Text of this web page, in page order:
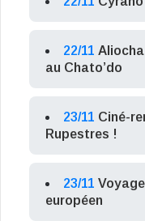
22/11
au Chato’do
23/11 Ciné-
Rupestres !
23/11
européen